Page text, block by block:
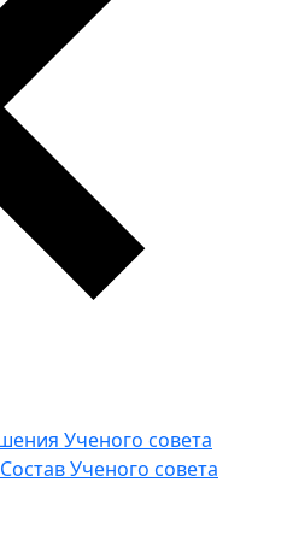
Ученого совета
Состав Ученого совета